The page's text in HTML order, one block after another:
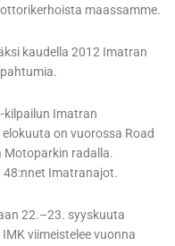
maassamme.
kaudella 2012 Imatran
kilpailun Imatran
on vuorossa Road
Motoparkin radalla.
48:nnet Imatranajot.
22.–23. syyskuuta
viimeistelee vuonna